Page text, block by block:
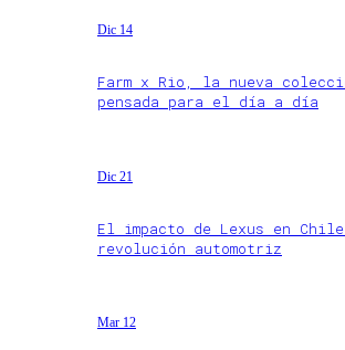
Dic 14
Farm x Rio, la nueva
pensada para el día a día
Dic 21
El impacto de Lexus en
revolución automotriz
Mar 12